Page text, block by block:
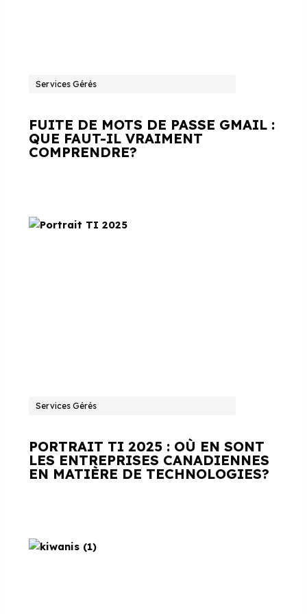
Services Gérés
FUITE DE MOTS DE PASSE GMAIL :
QUE FAUT-IL VRAIMENT
COMPRENDRE?
Services Gérés
PORTRAIT TI 2025 : OÙ EN SONT
LES ENTREPRISES CANADIENNES
EN MATIÈRE DE TECHNOLOGIES?